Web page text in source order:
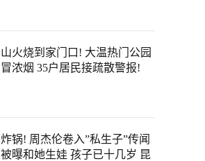
山火烧到家门口! 大温热门公园
冒浓烟 35户居民接疏散警报!
炸锅! 周杰伦卷入”私生子”传闻
被曝和她生娃 孩子已十几岁 昆